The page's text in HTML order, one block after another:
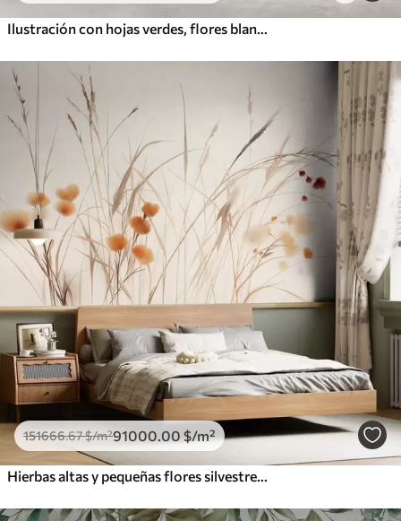
151666.67$/m²91000 .00 $/m²